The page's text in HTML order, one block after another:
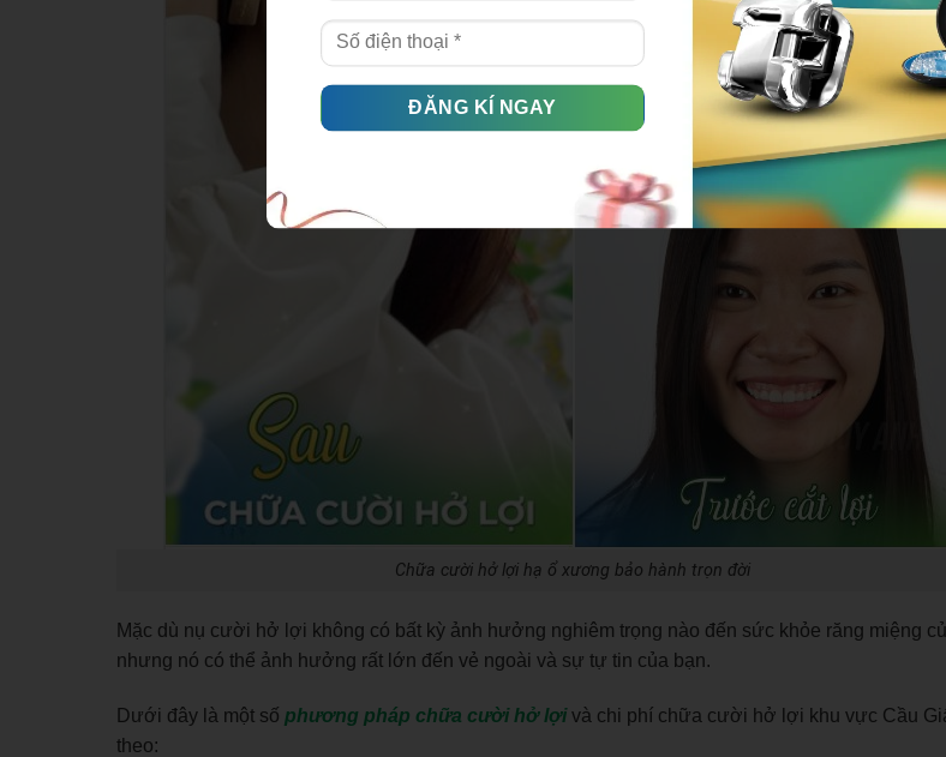
Chữa cười hở lợi hạ ổ xương bảo hành trọn đời
Mặc dù nụ cười hở lợi không có bất kỳ ảnh hưởng nghiêm trọng nào đến sức khỏe răng miệng
nhưng nó có thể ảnh hưởng rất lớn đến vẻ ngoài và sự tự tin của bạn.
Dưới đây là một số phương pháp chữa cười hở lợivà chi phí chữa cười hở lợi khu vực Cầu
theo: